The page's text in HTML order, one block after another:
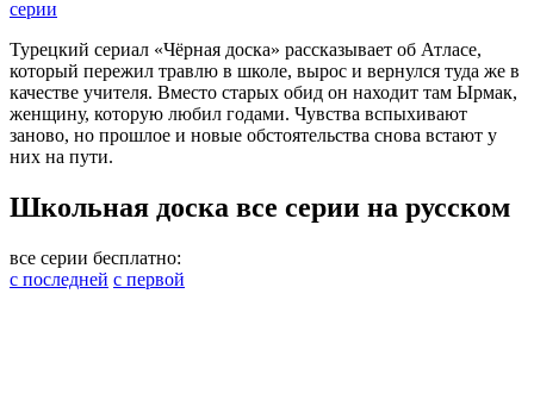
серии
Турецкий сериал «Чёрная доска» рассказывает об Атласе,
который пережил травлю в школе, вырос и вернулся туда же в
качестве учителя. Вместо старых обид он находит там Ырмак,
женщину, которую любил годами. Чувства вспыхивают
заново, но прошлое и новые обстоятельства снова встают у
них на пути.
Школьная доска все серии на русском
все серии бесплатно:
с последней с первой